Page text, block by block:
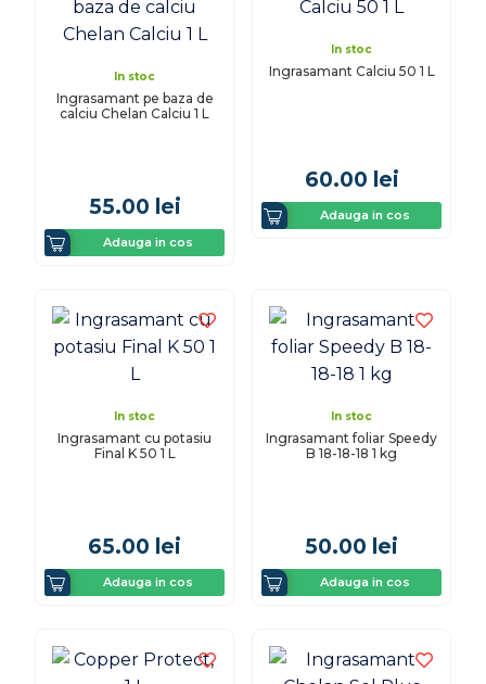
In stoc
Ingrasamant pe baza de
calciu Chelan Calciu 1 L
55.00 lei
Adauga in cos
In stoc
Ingrasamant Calciu 50 1 L
60.00 lei
Adauga in cos
In stoc
Ingrasamant cu potasiu
Final K 50 1 L
65.00 lei
Adauga in cos
In stoc
Ingrasamant foliar Speedy
B 18-18-18 1 kg
50.00 lei
Adauga in cos